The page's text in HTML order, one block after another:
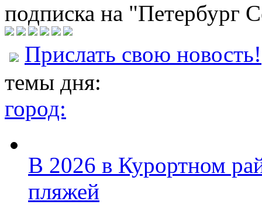
подписка на "Петербург
Прислать свою новость!
темы дня:
город:
В 2026 в Курортном
пляжей